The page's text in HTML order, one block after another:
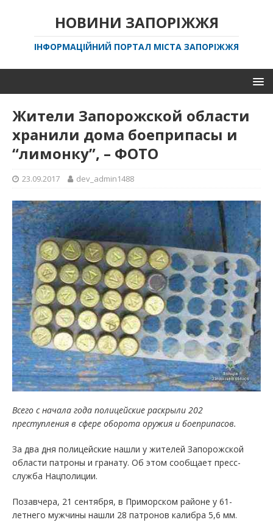
НОВИНИ ЗАПОРІЖЖЯ
ІНФОРМАЦІЙНИЙ ПОРТАЛ МІСТА ЗАПОРІЖЖЯ
Жители Запорожской области
хранили дома боеприпасы и
“лимонку”, – ФОТО
23.09.2017 dev_admin1488
Всего с начала года полицейские раскрыли 202
преступления в сфере оборота оружия и боеприпасов.
За два дня полицейские нашли у жителей Запорожской
области патроны и гранату. Об этом сообщает пресс-
служба Нацполиции.
Позавчера, 21 сентября, в Приморском районе у 61-
летнего мужчины нашли 28 патронов калибра 5,6 мм.